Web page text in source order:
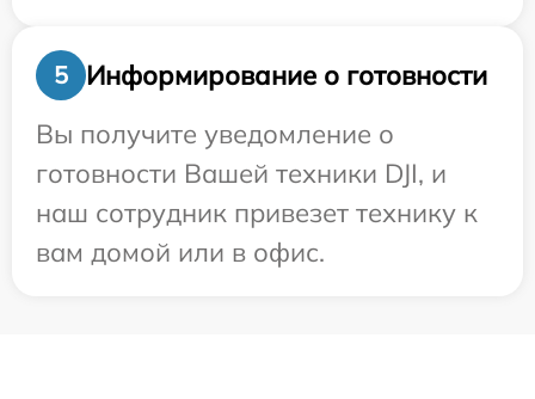
5
Информирование о готовности
Вы получите уведомление о
готовности Вашей техники DJI, и
наш сотрудник привезет технику к
вам домой или в офис.